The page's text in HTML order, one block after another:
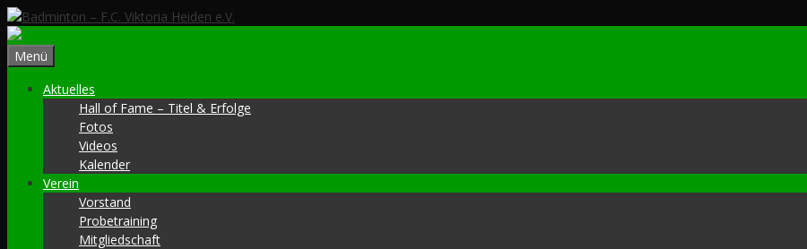
Zum
Inhalt
springen
Menü
Aktuelles
Hall of Fame – Titel & Erfolge
Fotos
Videos
Kalender
Verein
Vorstand
Probetraining
Mitgliedschaft